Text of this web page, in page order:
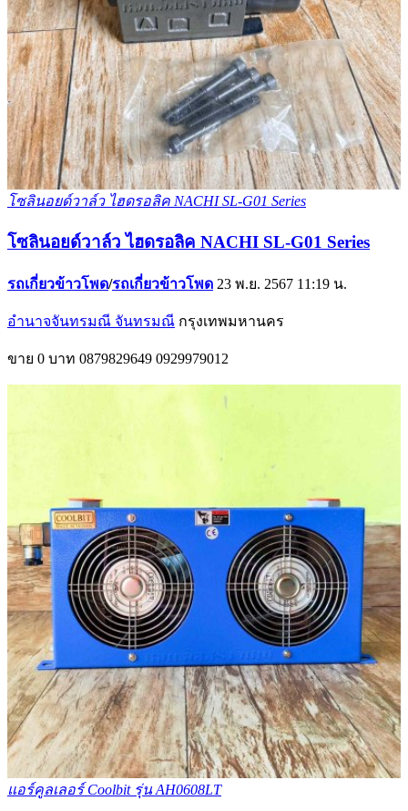
โซลินอยด์วาล์ว ไฮดรอลิค NACHI SL-G01 Series
โซลินอยด์วาล์ว ไฮดรอลิค NACHI SL-G01 Series
รถเกี่ยวข้าวโพด/รถเกี่ยวข้าวโพด 23 พ.ย. 2567 11:19 น.
อำนาจจันทรมณี จันทรมณี กรุงเทพมหานคร
ขาย 0 บาท 0879829649 0929979012
แอร์คูลเลอร์ Coolbit รุ่น AH0608LT